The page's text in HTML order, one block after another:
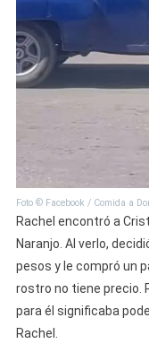
Foto © Facebook / Comida a
Rachel encontró a
Naranjo. Al verlo,
pesos y le compró un
rostro no tiene precio.
para él significaba
Rachel.